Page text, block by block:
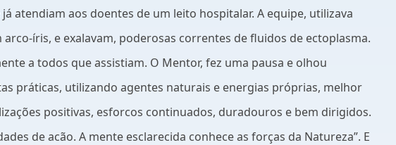
atendiam aos doentes de um leito hospitalar. A equipe, utilizava
íris, e exalavam, poderosas correntes de fluidos de ectoplasma.
a todos que assistiam. O Mentor, fez uma pausa e olhou
práticas, utilizando agentes naturais e energias próprias, melhor
positivas, esforcos continuados, duradouros e bem dirigidos.
de acão. A mente esclarecida conhece as forças da Natureza”. E